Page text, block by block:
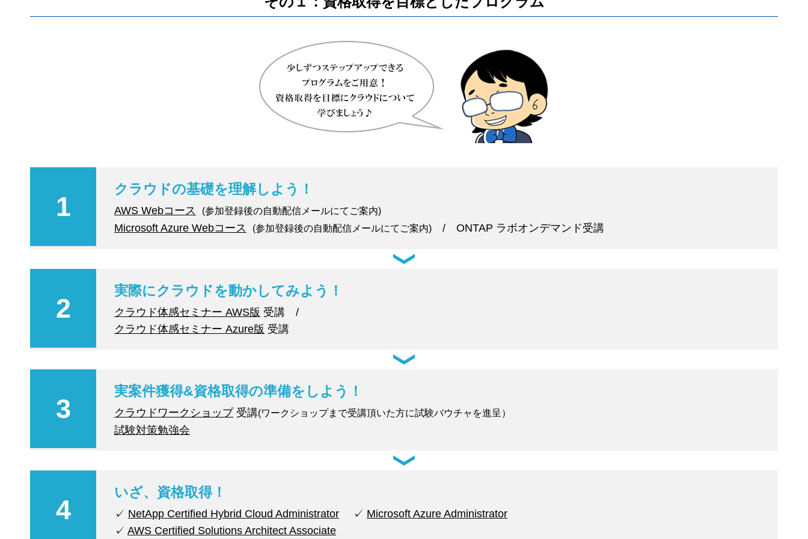
1
クラウドの基礎を理解しよう！
AWS Webコース (参加登録後の自動配信メールにてご案内)
Microsoft Azure Webコース (参加登録後の自動配信メールにてご案内) / ONTAP ラボオンデマンド受講
2
実際にクラウドを動かしてみよう！
クラウド体感セミナー AWS版 受講 /
クラウド体感セミナー Azure版 受講
3
実案件獲得&資格取得の準備をしよう！
クラウドワークショップ受講(ワークショップまで受講頂いた方に試験バウチャを進呈）
試験対策勉強会
4
いざ、資格取得！
✓ NetApp Certified Hybrid Cloud Administrator ✓ Microsoft Azure Administrator
✓ AWS Certified Solutions Architect Associate